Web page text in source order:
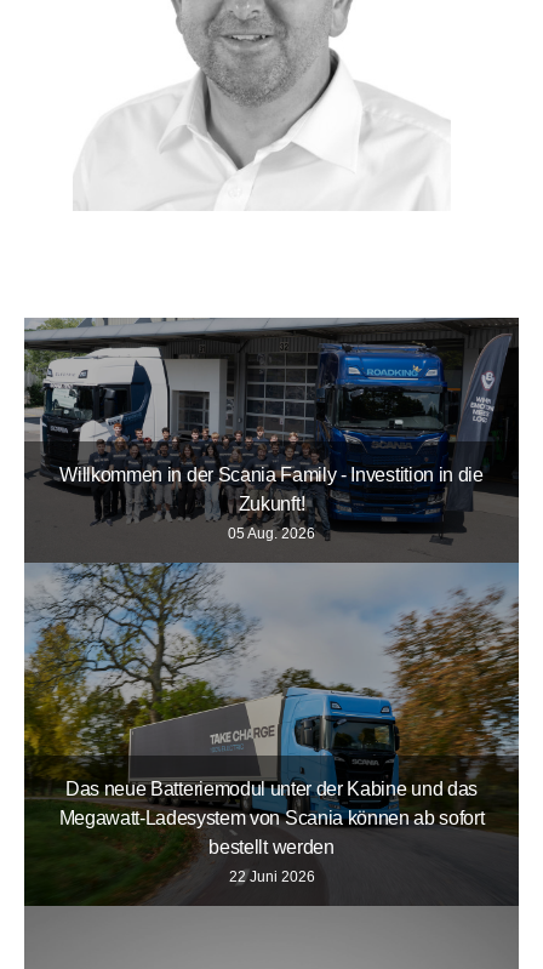
Willkommen in der Scania Family - Investition in die
Zukunft!
05 Aug. 2026
Das neue Batteriemodul unter der Kabine und das
Megawatt-Ladesystem von Scania können ab sofort
bestellt werden
22 Juni 2026